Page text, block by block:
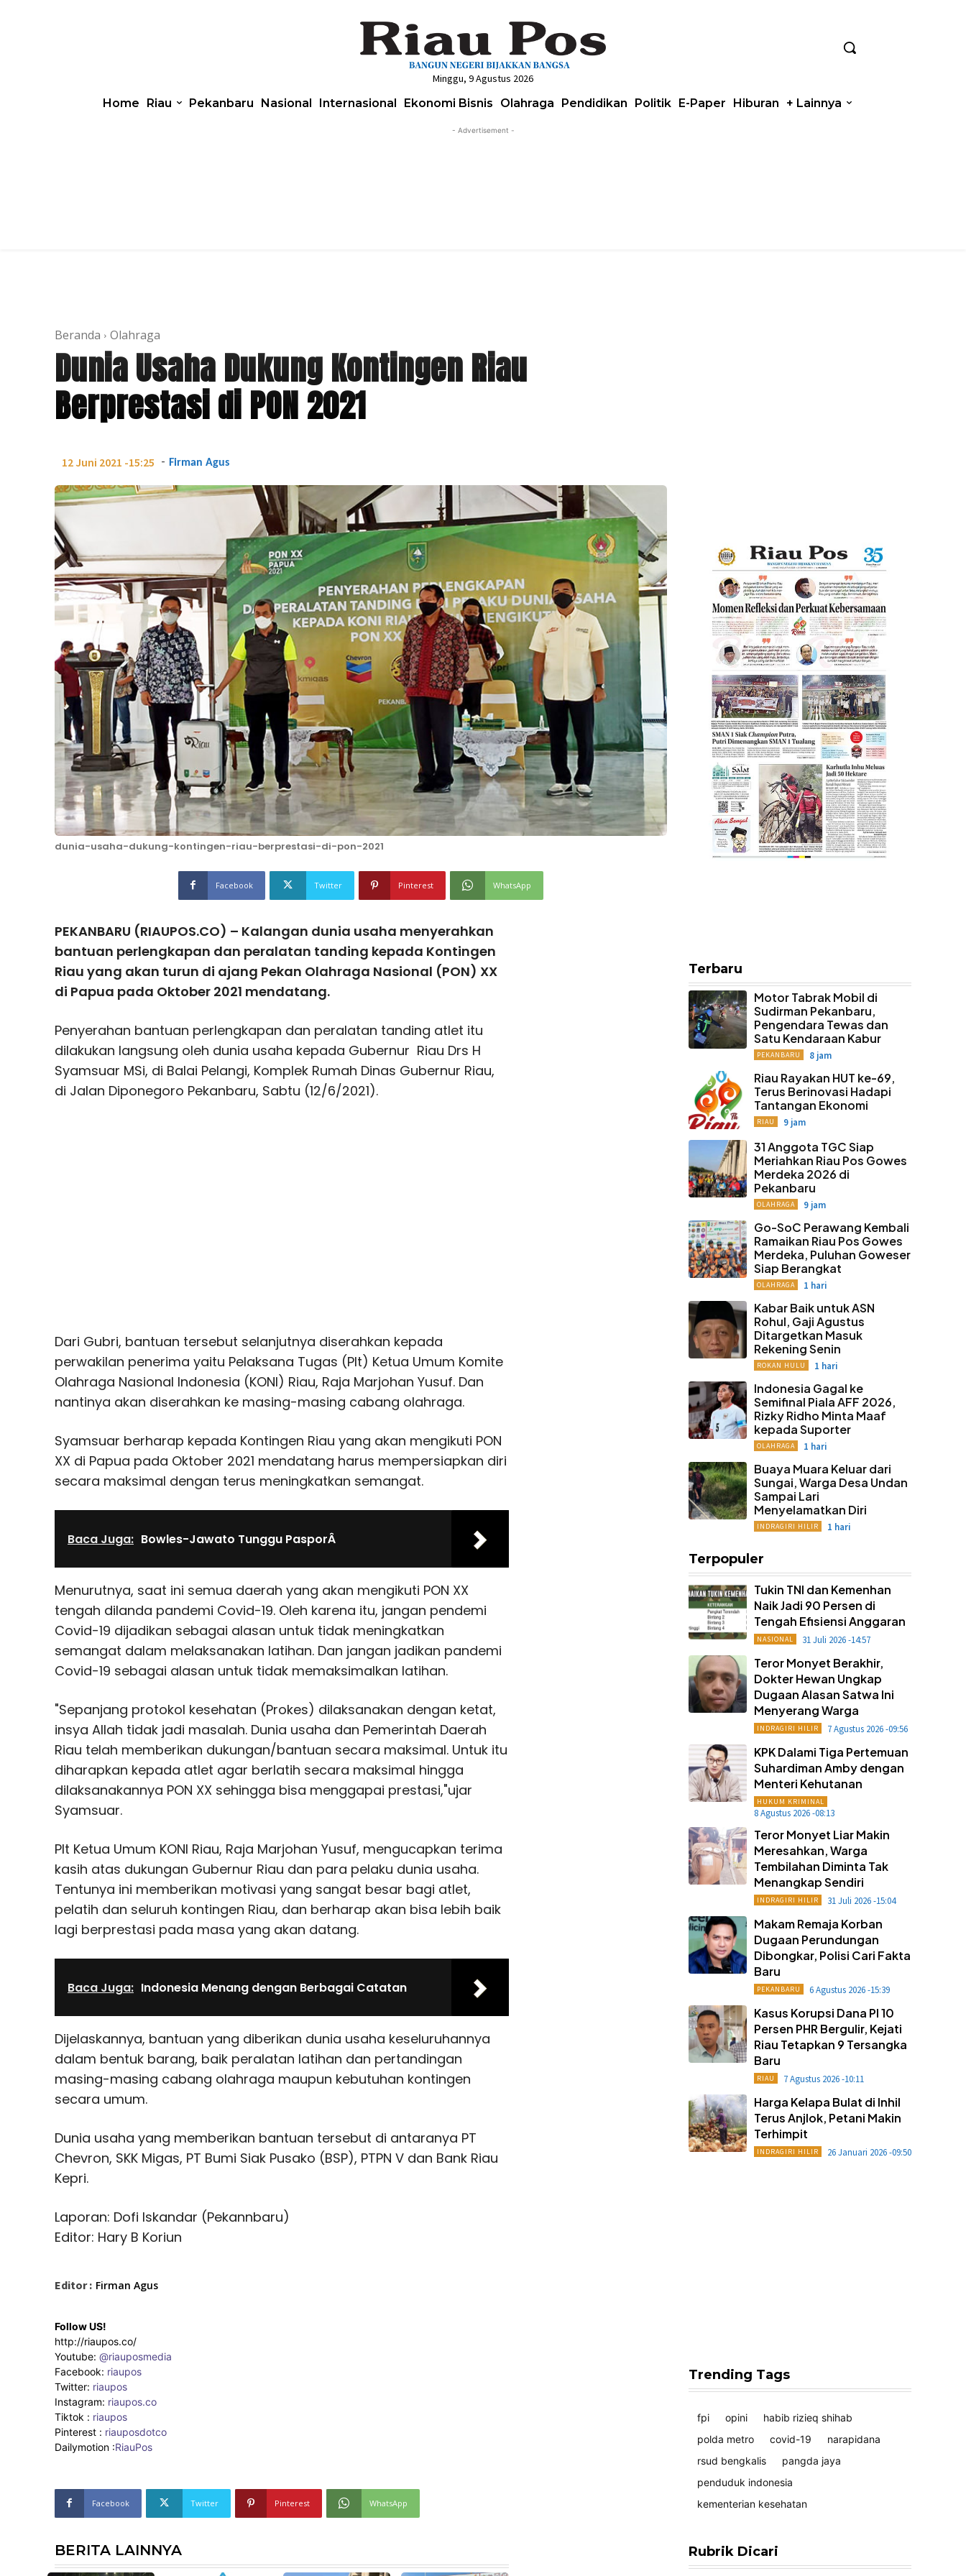
Minggu, 9 Agustus 2026
Home Riau Pekanbaru Nasional Internasional Ekonomi Bisnis Olahraga Pendidikan Politik E-Paper Hiburan + Lainnya
- Advertisement -
Beranda Olahraga
Dunia Usaha Dukung Kontingen Riau
Berprestasi di PON 2021
12 Juni 2021 -15:25 - Firman Agus
dunia-usaha-dukung-kontingen-riau-berprestasi-di-pon-2021
Facebook Twitter Pinterest WhatsApp
PEKANBARU (RIAUPOS.CO) – Kalangan dunia usaha menyerahkan
bantuan perlengkapan dan peralatan tanding kepada Kontingen
Riau yang akan turun di ajang Pekan Olahraga Nasional (PON) XX
di Papua pada Oktober 2021 mendatang.
Penyerahan bantuan perlengkapan dan peralatan tanding atlet itu
dilakukan langsung oleh dunia usaha kepada Gubernur Riau Drs H
Syamsuar MSi, di Balai Pelangi, Komplek Rumah Dinas Gubernur Riau,
di Jalan Diponegoro Pekanbaru, Sabtu (12/6/2021).
Dari Gubri, bantuan tersebut selanjutnya diserahkan kepada
perwakilan penerima yaitu Pelaksana Tugas (Plt) Ketua Umum Komite
Olahraga Nasional Indonesia (KONI) Riau, Raja Marjohan Yusuf. Dan
nantinya akan diserahkan ke masing-masing cabang olahraga.
Syamsuar berharap kepada Kontingen Riau yang akan mengikuti PON
XX di Papua pada Oktober 2021 mendatang harus mempersiapkan diri
secara maksimal dengan terus meningkatkan semangat.
Baca Juga: Bowles-Jawato Tunggu PasporÂ
Menurutnya, saat ini semua daerah yang akan mengikuti PON XX
tengah dilanda pandemi Covid-19. Oleh karena itu, jangan pendemi
Covid-19 dijadikan sebagai alasan untuk tidak meningkatkan
semangat dalam melaksanakan latihan. Dan jangan jadikan pandemi
Covid-19 sebagai alasan untuk tidak memaksimalkan latihan.
"Sepanjang protokol kesehatan (Prokes) dilaksanakan dengan ketat,
insya Allah tidak jadi masalah. Dunia usaha dan Pemerintah Daerah
Riau telah memberikan dukungan/bantuan secara maksimal. Untuk itu
diharapkan kepada atlet agar berlatih secara maksimal hingga
dilaksanakannya PON XX sehingga bisa menggapai prestasi,"ujar
Syamsuar.
Plt Ketua Umum KONI Riau, Raja Marjohan Yusuf, mengucapkan terima
kasih atas dukungan Gubernur Riau dan para pelaku dunia usaha.
Tentunya ini memberikan motivasi yang sangat besar bagi atlet,
pelatih dan seluruh kontingen Riau, dan berharap akan bisa lebih baik
lagi berprestasi pada masa yang akan datang.
Baca Juga: Indonesia Menang dengan Berbagai Catatan
Dijelaskannya, bantuan yang diberikan dunia usaha keseluruhannya
dalam bentuk barang, baik peralatan latihan dan pertandingan
masing-masing cabang olahraga maupun kebutuhan kontingen
secara umum.
Dunia usaha yang memberikan bantuan tersebut di antaranya PT
Chevron, SKK Migas, PT Bumi Siak Pusako (BSP), PTPN V dan Bank Riau
Kepri.
Laporan: Dofi Iskandar (Pekannbaru)
Editor: Hary B Koriun
Editor : Firman Agus
Follow US!
http://riaupos.co/
Youtube: @riauposmedia
Facebook: riaupos
Twitter: riaupos
Instagram: riaupos.co
Tiktok : riaupos
Pinterest : riauposdotco
Dailymotion :RiauPos
Facebook Twitter Pinterest WhatsApp
BERITA LAINNYA
Terbaru
Motor Tabrak Mobil di
Sudirman Pekanbaru,
Pengendara Tewas dan
Satu Kendaraan Kabur
PEKANBARU 8 jam
Riau Rayakan HUT ke-69,
Terus Berinovasi Hadapi
Tantangan Ekonomi
RIAU 9 jam
31 Anggota TGC Siap
Meriahkan Riau Pos Gowes
Merdeka 2026 di
Pekanbaru
OLAHRAGA 9 jam
Go-SoC Perawang Kembali
Ramaikan Riau Pos Gowes
Merdeka, Puluhan Goweser
Siap Berangkat
OLAHRAGA 1 hari
Kabar Baik untuk ASN
Rohul, Gaji Agustus
Ditargetkan Masuk
Rekening Senin
ROKAN HULU 1 hari
Indonesia Gagal ke
Semifinal Piala AFF 2026,
Rizky Ridho Minta Maaf
kepada Suporter
OLAHRAGA 1 hari
Buaya Muara Keluar dari
Sungai, Warga Desa Undan
Sampai Lari
Menyelamatkan Diri
INDRAGIRI HILIR 1 hari
Terpopuler
Tukin TNI dan Kemenhan
Naik Jadi 90 Persen di
Tengah Efisiensi Anggaran
NASIONAL 31 Juli 2026 -14:57
Teror Monyet Berakhir,
Dokter Hewan Ungkap
Dugaan Alasan Satwa Ini
Menyerang Warga
INDRAGIRI HILIR 7 Agustus 2026 -09:56
KPK Dalami Tiga Pertemuan
Suhardiman Amby dengan
Menteri Kehutanan
HUKUM KRIMINAL
8 Agustus 2026 -08:13
Teror Monyet Liar Makin
Meresahkan, Warga
Tembilahan Diminta Tak
Menangkap Sendiri
INDRAGIRI HILIR 31 Juli 2026 -15:04
Makam Remaja Korban
Dugaan Perundungan
Dibongkar, Polisi Cari Fakta
Baru
PEKANBARU 6 Agustus 2026 -15:39
Kasus Korupsi Dana PI 10
Persen PHR Bergulir, Kejati
Riau Tetapkan 9 Tersangka
Baru
RIAU 7 Agustus 2026 -10:11
Harga Kelapa Bulat di Inhil
Terus Anjlok, Petani Makin
Terhimpit
INDRAGIRI HILIR 26 Januari 2026 -09:50
Trending Tags
fpi opini
habib rizieq shihab
polda metro
covid-19
narapidana
rsud bengkalis
pangda jaya
penduduk indonesia
kementerian kesehatan
Rubrik Dicari